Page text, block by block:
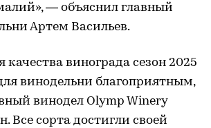
— объяснил главный
Артем Васильев.
качества винограда сезон 2025
винодельни благоприятным,
винодел Olymp Winery
Все сорта достигли своей